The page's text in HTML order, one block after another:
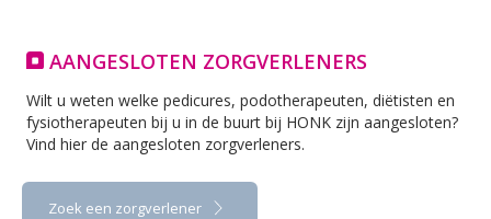
AANGESLOTEN ZORGVERLENERS
Wilt u weten welke pedicures, podotherapeuten, diëtisten en
fysiotherapeuten bij u in de buurt bij HONK zijn aangesloten?
Vind hier de aangesloten zorgverleners.
Zoek een zorgverlener